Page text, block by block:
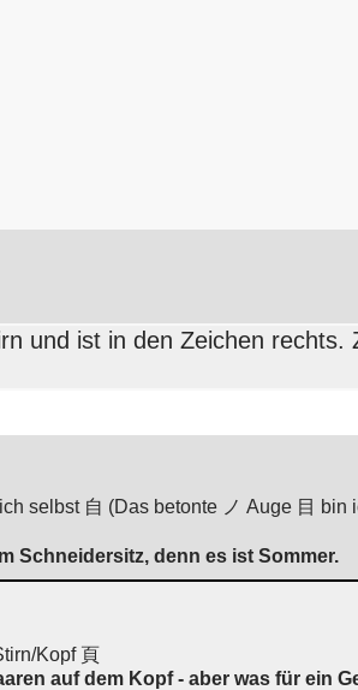
und ist in den Zeichen rechts.
selbst 自 (Das betonte ノ Auge 目
Schneidersitz, denn es ist Sommer.
Kopf 頁
auf dem Kopf - aber was für ein